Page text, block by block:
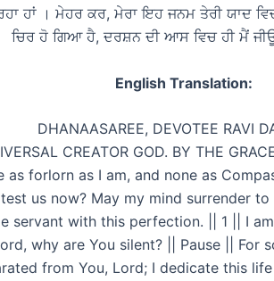
ਹਾਂ । ਮੇਹਰ ਕਰ, ਮੇਰਾ ਇਹ ਜਨਮ ਤੇਰੀ ਯਾਦ
ਚਿਰ ਹੋ ਗਿਆ ਹੈ, ਦਰਸ਼ਨ ਦੀ ਆਸ ਵਿਚ ਹੀ ਮੈਂ
English Translation:
DHANAASAREE, DEVOTEE RAVI
CREATOR GOD. BY THE
as forlorn as I am, and none as
us now? May my mind surrender to
servant with this perfection. || 1 || I
why are You silent? || Pause || For
from You, Lord; I dedicate this